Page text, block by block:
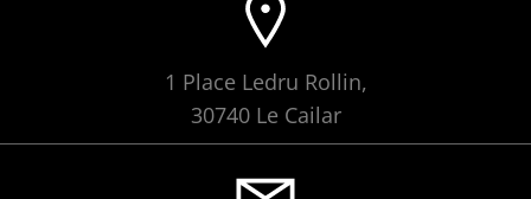
1 Place Ledru Rollin,
30740 Le Cailar